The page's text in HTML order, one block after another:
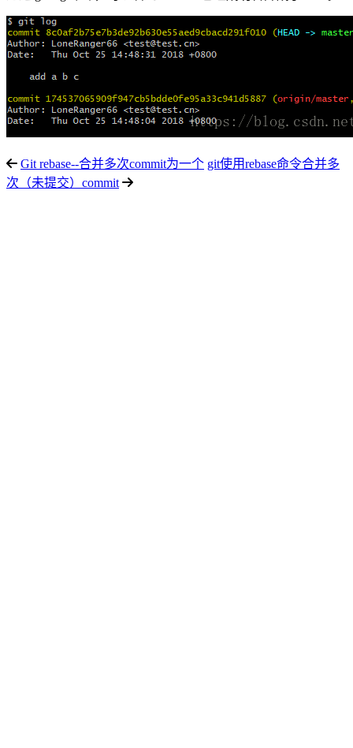
Git rebase--合并多次commit为一个 git使用rebase命令合并多
次（未提交）commit